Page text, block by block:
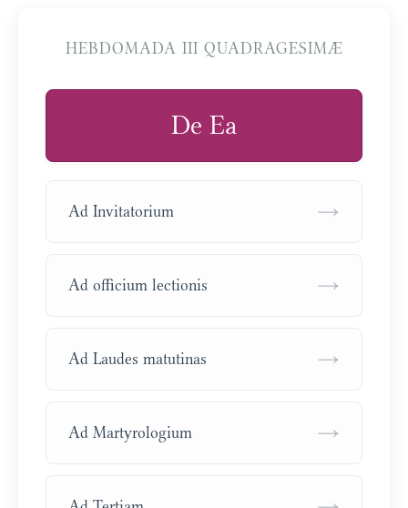
HEBDOMADA III QUADRAGESIMÆ
De Ea
Ad Invitatorium →
Ad officium lectionis →
Ad Laudes matutinas →
Ad Martyrologium →